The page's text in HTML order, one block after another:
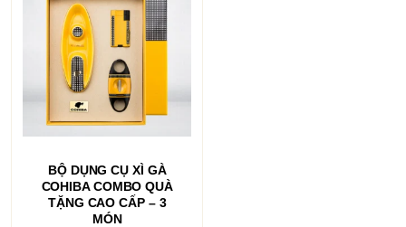
THÊM VÀO GIỎ HÀNG
BỘ DỤNG CỤ XÌ GÀ
COHIBA COMBO QUÀ
TẶNG CAO CẤP – 3
MÓN